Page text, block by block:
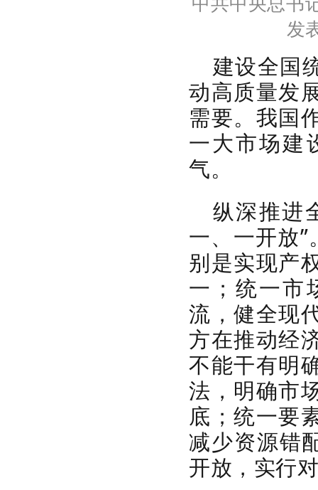
发
建设全国
动高质量发
需要。我国
一大市场建
气。
纵深推进
一、一开放
别是实现产
一；统一市
流，健全现
方在推动经
不能干有明
法，明确市
底；统一要
减少资源错
开放，实行